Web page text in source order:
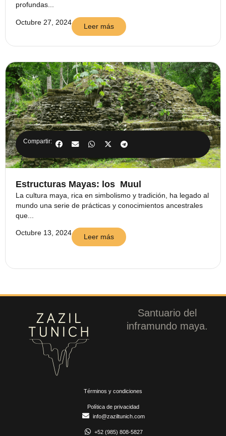
profundas...
Octubre 27, 2024 Leer más
Compartir:
Estructuras Mayas: los Muul
La cultura maya, rica en simbolismo y tradición, ha legado al
mundo una serie de prácticas y conocimientos ancestrales
que...
Octubre 13, 2024 Leer más
Santuario del
inframundo maya.
info@zaziltunich.com
+52 (985) 808-5827
Términos y condiciones
Política de privacidad